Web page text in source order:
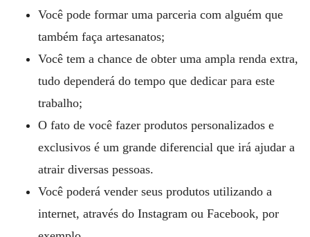
Você pode formar uma parceria com alguém que
também faça artesanatos;
Você tem a chance de obter uma ampla renda extra,
tudo dependerá do tempo que dedicar para este
trabalho;
O fato de você fazer produtos personalizados e
exclusivos é um grande diferencial que irá ajudar a
atrair diversas pessoas.
Você poderá vender seus produtos utilizando a
internet, através do Instagram ou Facebook, por